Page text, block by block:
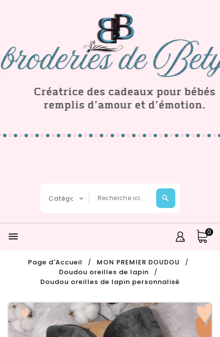
 0
Page d'Accueil
MON PREMIER DOUDOU
Doudou oreilles de lapin
Doudou oreilles de lapin personnalisé